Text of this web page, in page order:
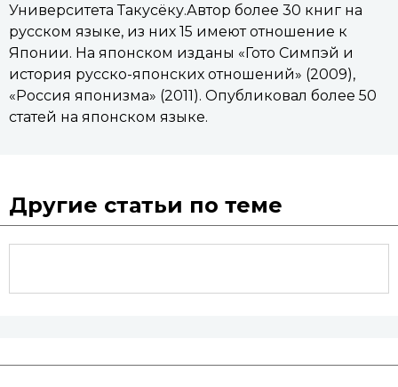
Университета Такусёку.Автор более 30 книг на
русском языке, из них 15 имеют отношение к
Японии. На японском изданы «Гото Симпэй и
история русско-японских отношений» (2009),
«Россия японизма» (2011). Опубликовал более 50
статей на японском языке.
Другие статьи по теме